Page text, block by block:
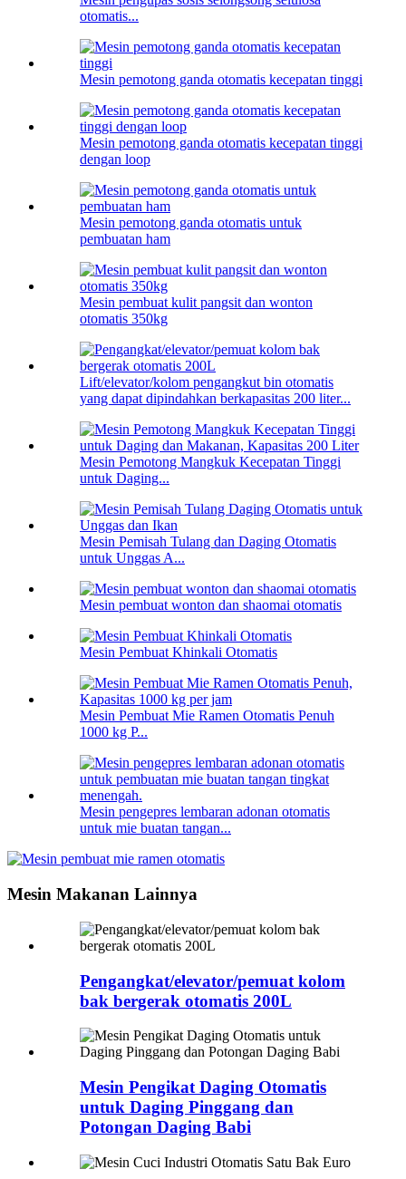
otomatis...
Mesin pemotong ganda otomatis kecepatan tinggi
Mesin pemotong ganda otomatis kecepatan tinggi
dengan loop
Mesin pemotong ganda otomatis untuk
pembuatan ham
Mesin pembuat kulit pangsit dan wonton
otomatis 350kg
Lift/elevator/kolom pengangkut bin otomatis
yang dapat dipindahkan berkapasitas 200 liter...
Mesin Pemotong Mangkuk Kecepatan Tinggi
untuk Daging...
Mesin Pemisah Tulang dan Daging Otomatis
untuk Unggas A...
Mesin pembuat wonton dan shaomai otomatis
Mesin Pembuat Khinkali Otomatis
Mesin Pembuat Mie Ramen Otomatis Penuh
1000 kg P...
Mesin pengepres lembaran adonan otomatis
untuk mie buatan tangan...
Mesin Makanan Lainnya
Pengangkat/elevator/pemuat kolom
bak bergerak otomatis 200L
Mesin Pengikat Daging Otomatis
untuk Daging Pinggang dan
Potongan Daging Babi